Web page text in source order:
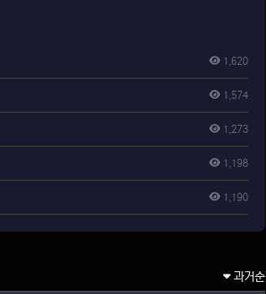
1,620
1,574
1,273
1,198
1,190
과거순